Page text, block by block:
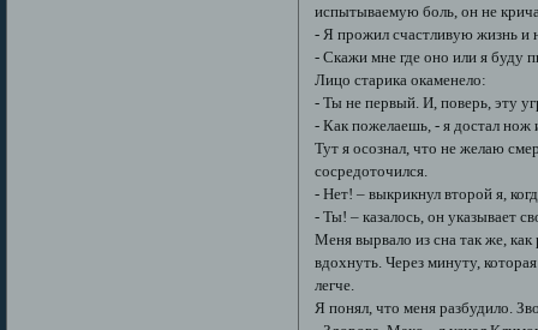
испытываемую боль, он не
- Я прожил счастливую жизнь и
- Скажи мне где оно или я буду
Лицо старика окаменело:
- Ты не первый. И, поверь, эту
- Как пожелаешь, - я достал
Тут я осознал, что не желаю
сосредоточился.
- Нет! – выкрикнул второй я,
- Ты! – казалось, он указывает
Меня вырвало из сна так же,
вдохнуть. Через минуту,
легче.
Я понял, что меня разбудило.